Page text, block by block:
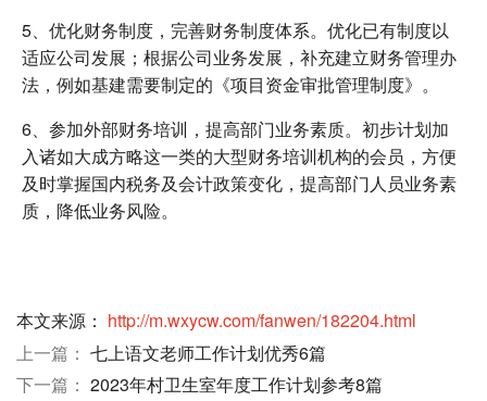
5、优化财务制度，完善财务制度体系。优化已有制度以
适应公司发展；根据公司业务发展，补充建立财务管理办
法，例如基建需要制定的《项目资金审批管理制度》。
6、参加外部财务培训，提高部门业务素质。初步计划加
入诸如大成方略这一类的大型财务培训机构的会员，方便
及时掌握国内税务及会计政策变化，提高部门人员业务素
质，降低业务风险。
本文来源： http://m.wxycw.com/fanwen/182204.html
上一篇： 七上语文老师工作计划优秀6篇
下一篇： 2023年村卫生室年度工作计划参考8篇